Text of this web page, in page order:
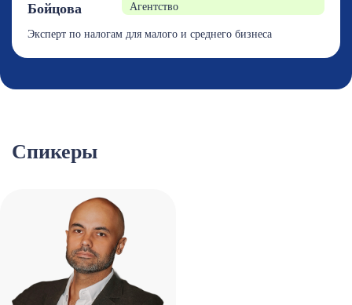
Бойцова
Агентство
Эксперт по налогам для малого и среднего бизнеса
Спикеры